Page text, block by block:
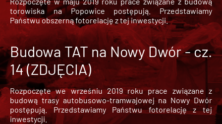
torowiska na Popowice
postępują. Przedstawiamy
Państwu obszerną fotorelację z tej inwestycji.
Budowa TAT na Nowy Dwór - cz.
14 (ZDJĘCIA)
Rozpoczęte we wrześniu 2019 roku prace związane z
budową trasy autobusowo-tramwajowej na Nowy Dwór
postępują. Przedstawiamy Państwu fotorelację z tej
inwestycji.